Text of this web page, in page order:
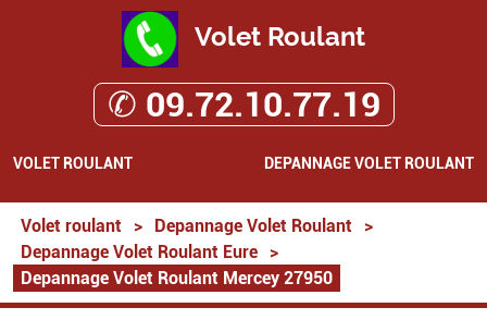
Volet Roulant
✆ 09.72.10.77.19
VOLET ROULANT DEPANNAGE VOLET ROULANT
Volet roulant > Depannage Volet Roulant
>
Depannage Volet Roulant Eure
>
Depannage Volet Roulant Mercey 27950